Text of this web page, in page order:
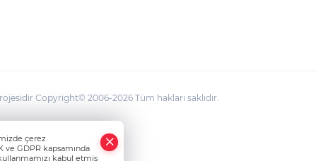
Copyright© 2006-2026 Tüm hakları saklıdır.
çerez
ve GDPR kapsamında
kabul etmiş